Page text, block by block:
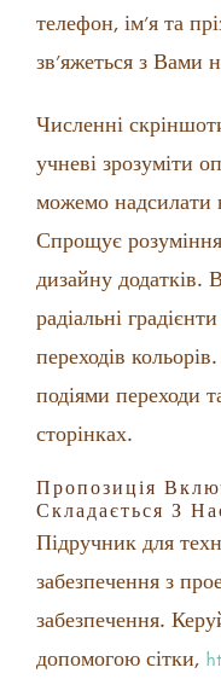
телефон, ім’я та
зв’яжеться з Вами
Численні
учневі зрозуміти
можемо надсилати
Спрощує
дизайну додатків.
радіальні
переходів
подіями переходи
сторінках.
Пропозиція
Складається З
Підручник для
забезпечення з
забезпечення.
допомогою сітки,